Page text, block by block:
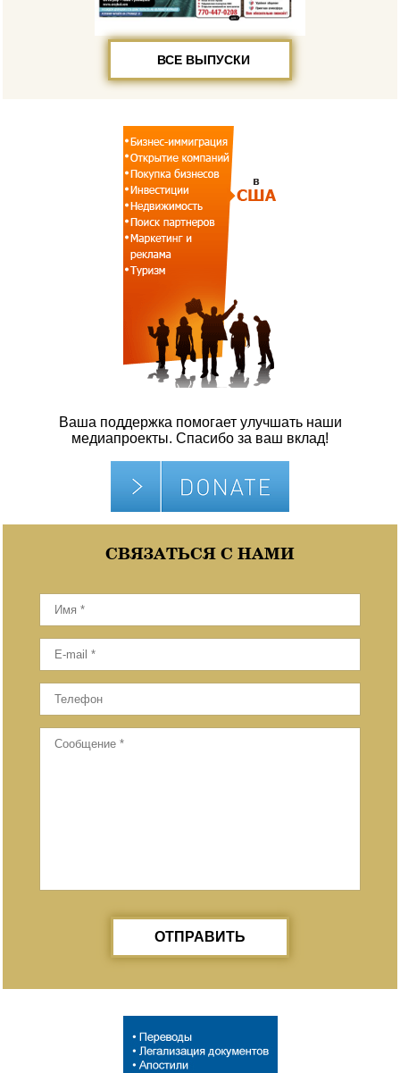
ВСЕ ВЫПУСКИ
Ваша поддержка помогает улучшать наши
медиапроекты. Спасибо за ваш вклад!
СВЯЗАТЬСЯ С НАМИ
ОТПРАВИТЬ